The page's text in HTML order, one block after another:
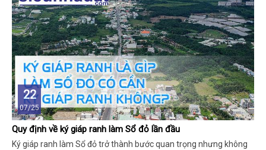
22
07/25
Quy định về ký giáp ranh làm Sổ đỏ lần đầu
Ký giáp ranh làm Sổ đỏ trở thành bước quan trọng nhưng không